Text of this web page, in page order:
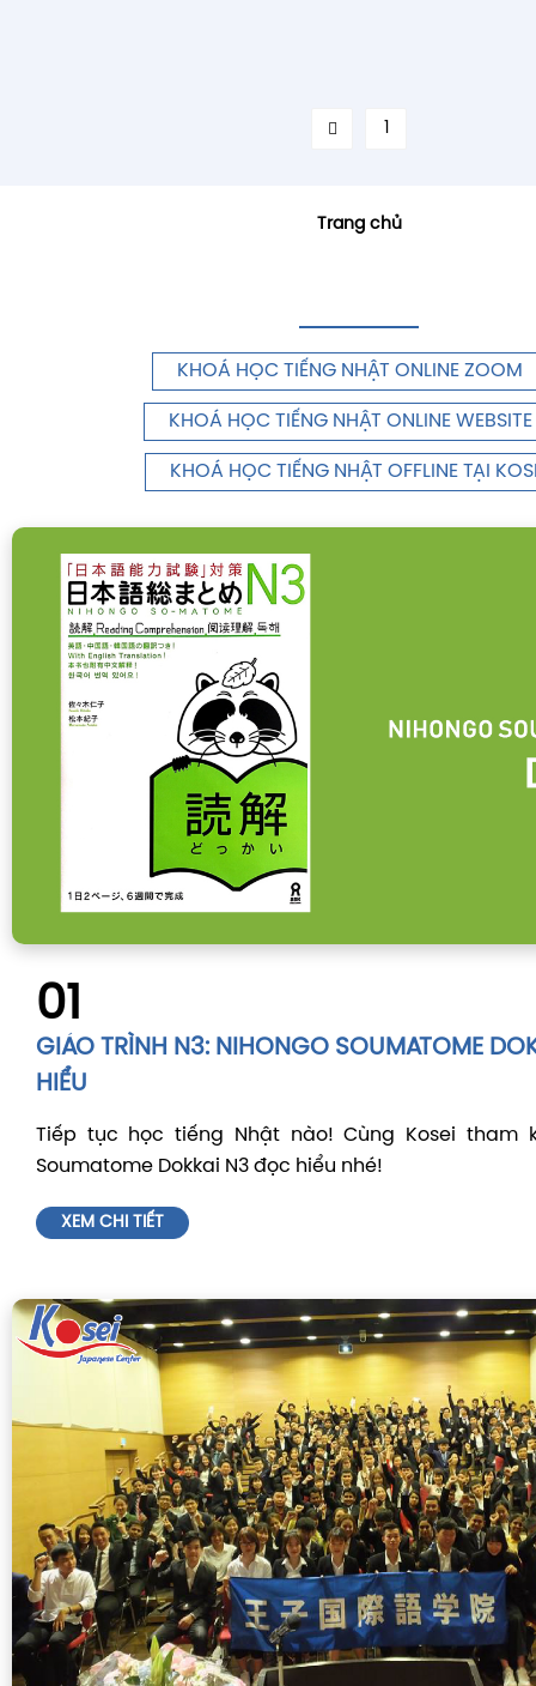
1
Trang chủ
KHOÁ HỌC TIẾNG NHẬT ONLINE ZOOM
KHOÁ HỌC TIẾNG NHẬT ONLINE WEBSITE
KHOÁ HỌC TIẾNG NHẬT OFFLINE TẠI
01
GIÁO TRÌNH N3: NIHONGO SOUMATOME
HIỂU
Tiếp tục học tiếng Nhật nào! Cùng Kosei tham
Soumatome Dokkai N3 đọc hiểu nhé!
XEM CHI TIẾT